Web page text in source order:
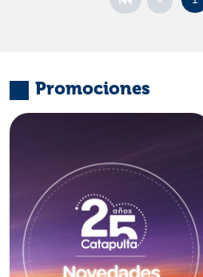
Promociones